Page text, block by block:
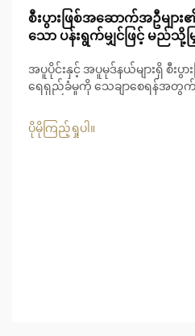
စီးပွားဖြစ်အဆောက်အဦမျာ
သော ပန်းရွက်မျှင်ဖြင့် မည်သို့
အပူပိုင်းနှင့် အပူမုဒ်နယ်များရှိ စီး
ရေရှည်ခံမှုကို သေချာစေရန်အ
ပြင်းထန်သော UV...
ပိုမိုကြည့်ရှုပါ။